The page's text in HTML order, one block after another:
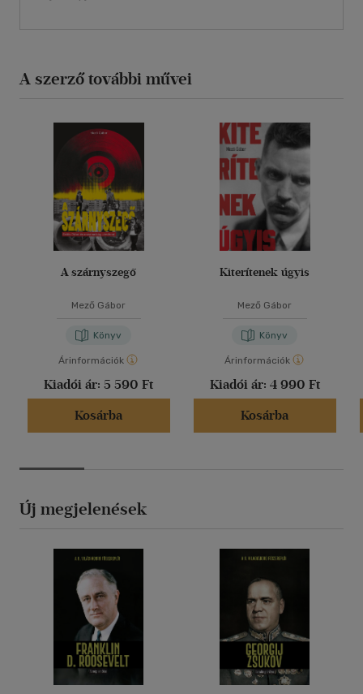
A szerző további művei
A szárnyszegő
Mező Gábor
Könyv
Árinformációk
Kiadói ár: 5 590 Ft
Kosárba
Kiterítenek úgyis
Mező Gábor
Könyv
Árinformációk
Kiadói ár: 4 990 Ft
Kosárba
Új megjelenések